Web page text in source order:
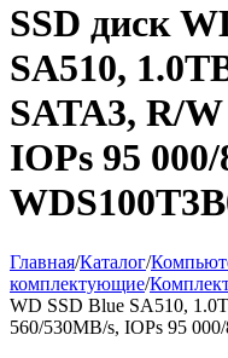
SSD диск
SA510,
SATA3, R/
IOPs 95
Главная/Каталог/
комплектующие/
WD SSD Blue SA510,
560/530MB/s, IOPs 95